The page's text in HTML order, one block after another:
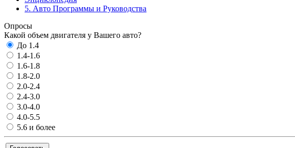
5. Авто Программы и Руководства
Опросы
Какой объем двигателя у Вашего авто?
До 1.4
1.4-1.6
1.6-1.8
1.8-2.0
2.0-2.4
2.4-3.0
3.0-4.0
4.0-5.5
5.6 и более